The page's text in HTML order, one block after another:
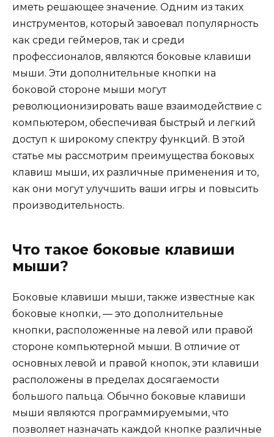
иметь решающее значение. Одним из таких
инструментов, который завоевал популярность
как среди геймеров, так и среди
профессионалов, являются боковые клавиши
мыши. Эти дополнительные кнопки на
боковой стороне мыши могут
революционизировать ваше взаимодействие с
компьютером, обеспечивая быстрый и легкий
доступ к широкому спектру функций. В этой
статье мы рассмотрим преимущества боковых
клавиш мыши, их различные применения и то,
как они могут улучшить ваши игры и повысить
производительность.
Что такое боковые клавиши
мыши?
Боковые клавиши мыши, также известные как
боковые кнопки, — это дополнительные
кнопки, расположенные на левой или правой
стороне компьютерной мыши. В отличие от
основных левой и правой кнопок, эти клавиши
расположены в пределах досягаемости
большого пальца. Обычно боковые клавиши
мыши являются программируемыми, что
позволяет назначать каждой кнопке различные